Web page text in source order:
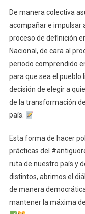
De manera colectiva
acompañar e impulsar
proceso de definición
Nacional, de cara al
periodo comprendido
para que sea el
decisión de elegir a
de la transformación
país.
Esta forma de hacer
prácticas del
ruta de nuestro país y
distintos, abrimos el
de manera
mantener la máxima